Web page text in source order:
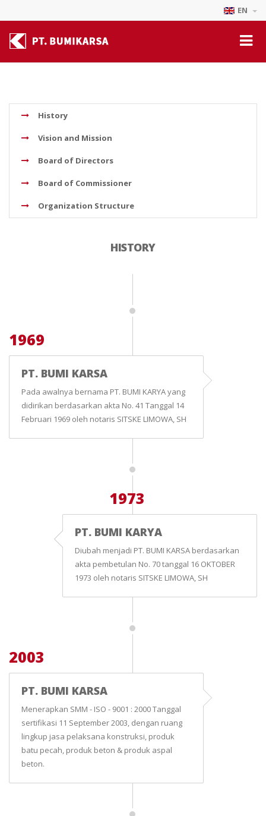
EN
History
Vision and Mission
Board of Directors
Board of Commissioner
Organization Structure
HISTORY
1969
PT. BUMI KARSA
Pada awalnya bernama PT. BUMI KARYA yang
didirikan berdasarkan akta No. 41 Tanggal 14
Februari 1969 oleh notaris SITSKE LIMOWA, SH
1973
PT. BUMI KARYA
Diubah menjadi PT. BUMI KARSA berdasarkan
akta pembetulan No. 70 tanggal 16 OKTOBER
1973 oleh notaris SITSKE LIMOWA, SH
2003
PT. BUMI KARSA
Menerapkan SMM - ISO - 9001 : 2000 Tanggal
sertifikasi 11 September 2003, dengan ruang
lingkup jasa pelaksana konstruksi, produk
batu pecah, produk beton & produk aspal
beton.